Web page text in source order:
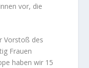
vor, die
Vorstoß des
Frauen
haben wir 15